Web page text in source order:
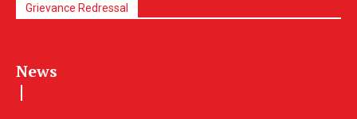
Grievance Redressal
News